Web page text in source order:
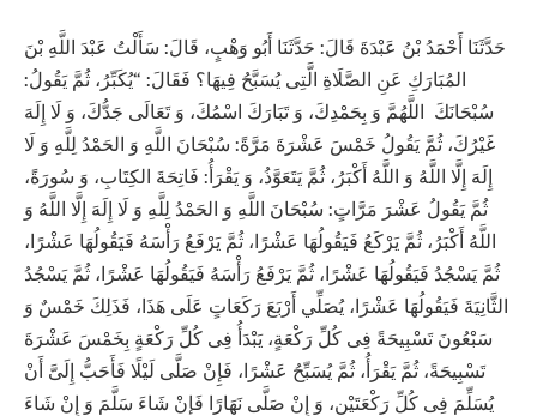
حَدَّثَنَا أَحْمَدُ بْنُ عَبْدَةَ قَالَ: حَدَّثَنَا أَبُو وَهْبٍ، قَالَ: سَأَلْتُ عَبْدَ اللَّهِ بْنَ
المُبَارَكِ عَنِ الصَّلَاةِ الَّتِى يُسَبَّحُ فِيهَا؟ فَقَالَ: “يُكَبِّرُ، ثُمَّ يَقُولُ:
سُبْحَانَكَ
اللَّهُمَّ وَ بِحَمْدِكَ، وَ تَبَارَكَ اسْمُكَ، وَ تَعَالَى جَدُّكَ، وَ لَا إِلَهَ
غَيْرُكَ، ثُمَّ يَقُولُ خَمْسَ عَشْرَةَ مَرَّةً: سُبْحَانَ اللَّهِ وَ الحَمْدُ لِلَّهِ وَ لَا
إِلَهَ إِلَّا اللَّهُ وَ اللَّهُ أَكْبَرُ، ثُمَّ يَتَعَوَّذُ، وَ يَقْرَأُ: فَاتِحَةَ الكِتَابِ، وَ سُورَةً،
ثُمَّ يَقُولُ عَشْرَ مَرَّاتٍ: سُبْحَانَ اللَّهِ وَ الحَمْدُ لِلَّهِ وَ لَا إِلَهَ إِلَّا اللَّهُ وَ
اللَّهُ أَكْبَرُ، ثُمَّ يَرْكَعُ فَيَقُولُهَا عَشْرًا، ثُمَّ يَرْفَعُ رَأْسَهُ فَيَقُولُهَا عَشْرًا،
ثُمَّ يَسْجُدُ فَيَقُولُهَا عَشْرًا، ثُمَّ يَرْفَعُ رَأْسَهُ فَيَقُولُهَا عَشْرًا، ثُمَّ يَسْجُدُ
الثَّانِيَةَ فَيَقُولُهَا عَشْرًا، يُصَلِّي أَرْبَعَ رَكَعَاتٍ عَلَى هَذَا، فَذَلِكَ خَمْسٌ وَ
سَبْعُونَ تَسْبِيحَةً فِى كُلِّ رَكْعَةٍ، يَبْدَأُ فِى كُلِّ رَكْعَةٍ بِخَمْسَ عَشْرَةَ
تَسْبِيحَةً، ثُمَّ يَقْرَأُ، ثُمَّ يُسَبِّحُ عَشْرًا، فَإِنْ صَلَّى لَيْلًا فَأَحَبُّ إِلَىَّ أَنْ
يُسَلِّمَ فِى كُلِّ رَكْعَتَيْنِ، وَ إِنْ صَلَّى نَهَارًا فَإِنْ شَاءَ سَلَّمَ وَ إِنْ شَاءَ